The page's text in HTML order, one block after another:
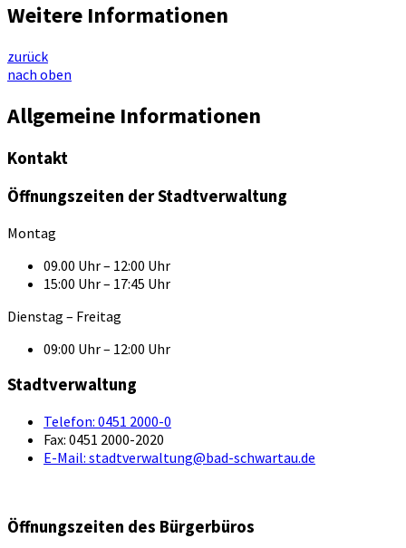
Weitere Informationen
zurück
nach oben
Allgemeine Informationen
Kontakt
Öffnungszeiten der Stadtverwaltung
Montag
09.00 Uhr – 12:00 Uhr
15:00 Uhr – 17:45 Uhr
Dienstag – Freitag
09:00 Uhr – 12:00 Uhr
Stadtverwaltung
Telefon: 0451 2000-0
Fax: 0451 2000-2020
E-Mail: stadtverwaltung@bad-schwartau.de
Öffnungszeiten des Bürgerbüros